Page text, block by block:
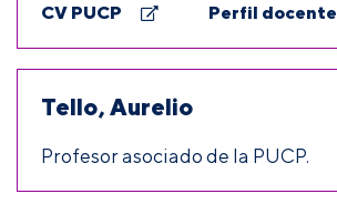
CV PUCP Perfil docente
Tello, Aurelio
Profesor asociado de la PUCP.